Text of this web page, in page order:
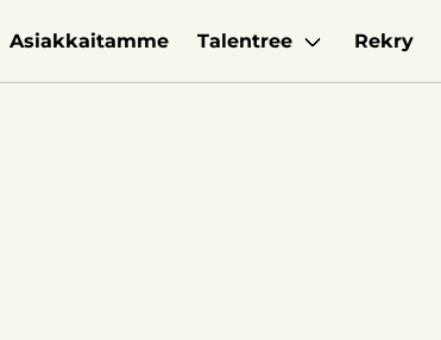
Asiakkaitamme Talentree Rekry